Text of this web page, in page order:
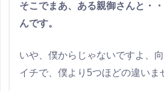
そこでまあ、ある親御さんと・
んです。
いや、僕からじゃないですよ、
イチで、僕より5つほどの違いま